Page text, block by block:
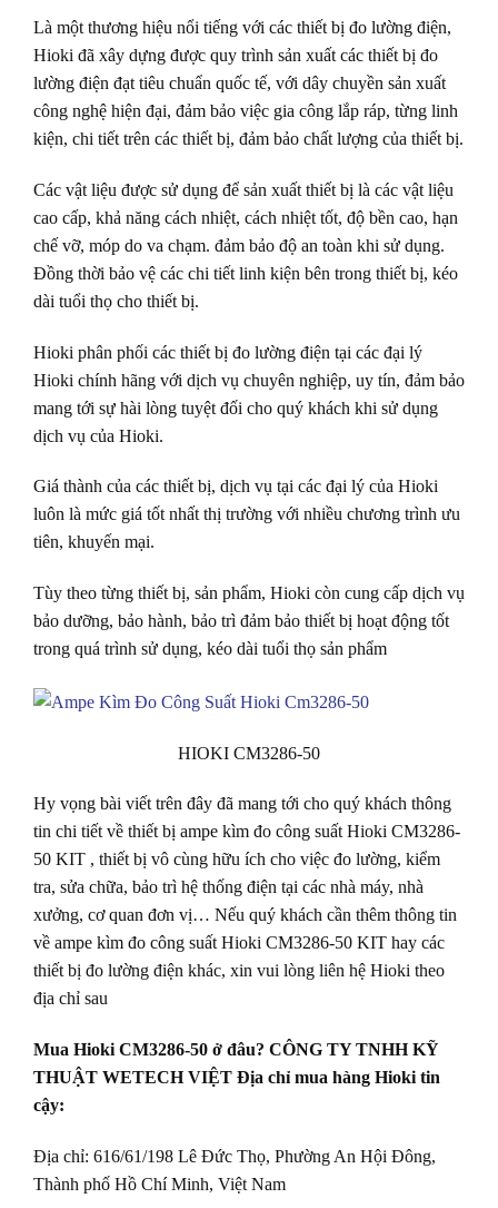
Là một thương hiệu nổi tiếng với các thiết bị đo lường điện,
Hioki đã xây dựng được quy trình sản xuất các thiết bị đo
lường điện đạt tiêu chuẩn quốc tế, với dây chuyền sản xuất
công nghệ hiện đại, đảm bảo việc gia công lắp ráp, từng linh
kiện, chi tiết trên các thiết bị, đảm bảo chất lượng của thiết bị.
Các vật liệu được sử dụng để sản xuất thiết bị là các vật liệu
cao cấp, khả năng cách nhiệt, cách nhiệt tốt, độ bền cao, hạn
chế vỡ, móp do va chạm. đảm bảo độ an toàn khi sử dụng.
Đồng thời bảo vệ các chi tiết linh kiện bên trong thiết bị, kéo
dài tuổi thọ cho thiết bị.
Hioki phân phối các thiết bị đo lường điện tại các đại lý
Hioki chính hãng với dịch vụ chuyên nghiệp, uy tín, đảm bảo
mang tới sự hài lòng tuyệt đối cho quý khách khi sử dụng
dịch vụ của Hioki.
Giá thành của các thiết bị, dịch vụ tại các đại lý của Hioki
luôn là mức giá tốt nhất thị trường với nhiều chương trình ưu
tiên, khuyến mại.
Tùy theo từng thiết bị, sản phẩm, Hioki còn cung cấp dịch vụ
bảo dưỡng, bảo hành, bảo trì đảm bảo thiết bị hoạt động tốt
trong quá trình sử dụng, kéo dài tuổi thọ sản phẩm
HIOKI CM3286-50
Hy vọng bài viết trên đây đã mang tới cho quý khách thông
tin chi tiết về thiết bị ampe kìm đo công suất Hioki CM3286-
50 KIT , thiết bị vô cùng hữu ích cho việc đo lường, kiểm
tra, sửa chữa, bảo trì hệ thống điện tại các nhà máy, nhà
xưởng, cơ quan đơn vị… Nếu quý khách cần thêm thông tin
về ampe kìm đo công suất Hioki CM3286-50 KIT hay các
thiết bị đo lường điện khác, xin vui lòng liên hệ Hioki theo
địa chỉ sau
Mua Hioki CM3286-50 ở đâu? CÔNG TY TNHH KỸ
THUẬT WETECH VIỆT Địa chỉ mua hàng Hioki tin
cậy:
Địa chỉ: 616/61/198 Lê Đức Thọ, Phường An Hội Đông,
Thành phố Hồ Chí Minh, Việt Nam